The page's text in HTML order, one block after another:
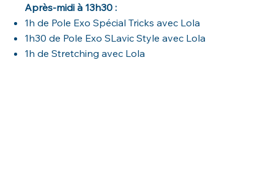
Après-midi à 13h30 :
1h de Pole Exo Spécial Tricks avec Lola
1h30 de Pole Exo SLavic Style avec Lola
1h de Stretching avec Lola